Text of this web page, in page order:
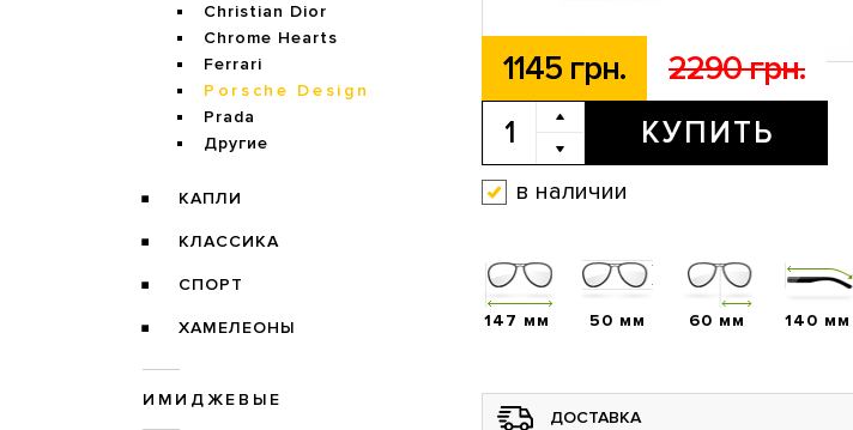
Christian Dior
Chrome Hearts
Ferrari
Porsche Design
Prada
Другие
КАПЛИ
КЛАССИКА
СПОРТ
ХАМЕЛЕОНЫ
ИМИДЖЕВЫЕ
1145 грн. 2290 грн.
КУПИТЬ
в наличии
147 мм 50 мм 60 мм 140 мм
ДОСТАВКА